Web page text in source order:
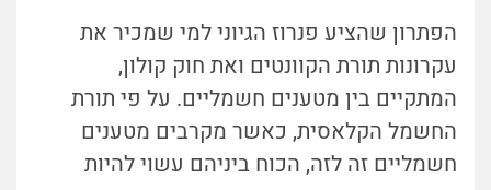
הפתרון שהציע פנרוז הגיוני למי שמכיר את
עקרונות תורת הקוונטים ואת חוק קולון,
המתקיים בין מטענים חשמליים. על פי תורת
החשמל הקלאסית, כאשר מקרבים מטענים
חשמליים זה לזה, הכוח ביניהם עשוי להיות